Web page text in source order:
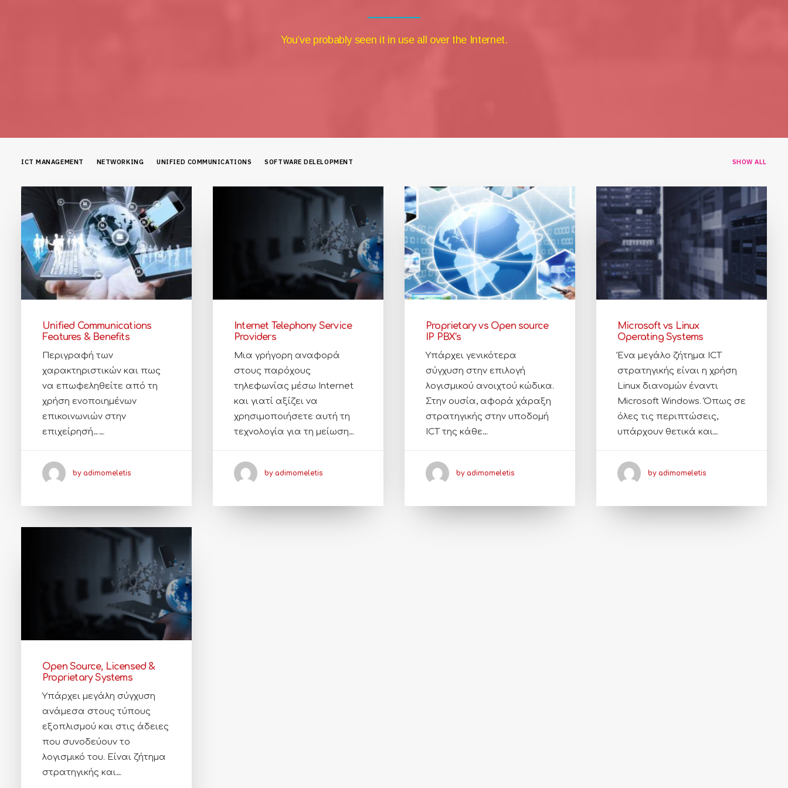
You’ve probably seen it in use all over the Internet.
SHOW ALL
ICT MANAGEMENT NETWORKING UNIFIED COMMUNICATIONS SOFTWARE DELELOPMENT
Unified Communications
Features & Benefits
Περιγραφή των
χαρακτηριστικών και πως
να επωφεληθείτε από τη
χρήση ενοποιημένων
επικοινωνιών στην
επιχείρησή……
by adimomeletis
Internet Telephony Service
Providers
Μια γρήγορη αναφορά
στους παρόχους
τηλεφωνίας μέσω Internet
και γιατί αξίζει να
χρησιμοποιήσετε αυτή τη
τεχνολογία για τη μείωση…
by adimomeletis
Proprietary vs Open source
IP PBX’s
Υπάρχει γενικότερα
σύγχυση στην επιλογή
λογισμικού ανοιχτού κώδικα.
Στην ουσία, αφορά χάραξη
στρατηγικής στην υποδομή
ICT της κάθε…
by adimomeletis
Microsoft vs Linux
Operating Systems
Ένα μεγάλο ζήτημα ICT
στρατηγικής είναι η χρήση
Linux διανομών έναντι
Microsoft Windows. Όπως σε
όλες τις περιπτώσεις,
υπάρχουν θετικά και…
by adimomeletis
Open Source, Licensed &
Proprietary Systems
Υπάρχει μεγάλη σύγχυση
ανάμεσα στους τύπους
εξοπλισμού και στις άδειες
που συνοδεύουν το
λογισμικό του. Είναι ζήτημα
στρατηγικής και…